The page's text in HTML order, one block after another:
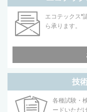
エコテックス®
ら承ります。
技
各種試験・
ードいただ